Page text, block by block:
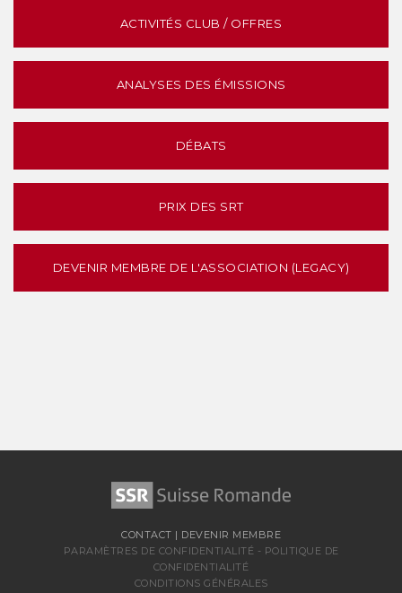
ACTIVITÉS CLUB / OFFRES
ANALYSES DES ÉMISSIONS
DÉBATS
PRIX DES SRT
DEVENIR MEMBRE DE L'ASSOCIATION (LEGACY)
CONTACT | DEVENIR MEMBRE
PARAMÈTRES DE CONFIDENTIALITÉ - POLITIQUE DE
CONFIDENTIALITÉ
CONDITIONS GÉNÉRALES